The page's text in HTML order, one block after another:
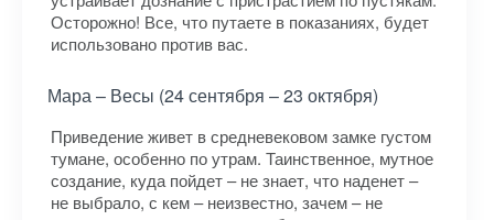
Осторожно! Все, что путаете в показаниях, будет
использовано против вас.
Мара – Весы (24 сентября – 23 октября)
Приведение живет в средневековом замке густом
тумане, особенно по утрам. Таинственное, мутное
создание, куда пойдет – не знает, что наденет –
не выбрало, с кем – неизвестно, зачем – не